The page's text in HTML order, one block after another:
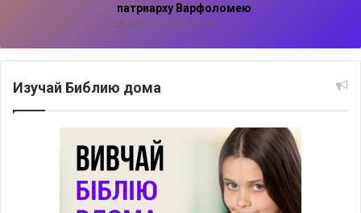
патриарху Варфоломею
July 29, 2022, 23:42
Изучай Библию дома